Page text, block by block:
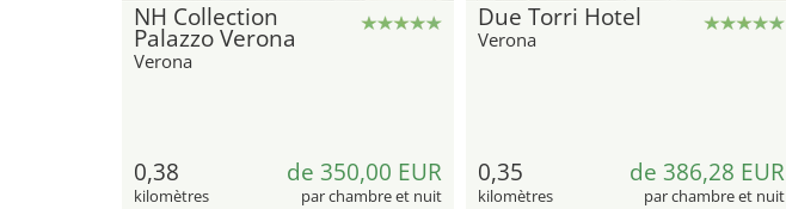
NH Collection
Palazzo Verona
Verona
0,38
kilomètres
de 350,00 EUR
par chambre et nuit
Due Torri Hotel
Verona
0,35
kilomètres
de 386,28 EUR
par chambre et nuit